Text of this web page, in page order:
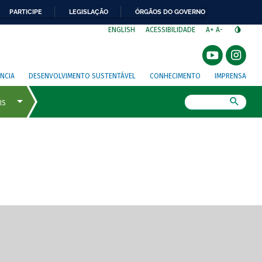
PARTICIPE LEGISLAÇÃO ÓRGÃOS DO GOVERNO
ENGLISH ACESSIBILIDADE A+ A-
DESENVOLVIMENTO SUSTENTÁVEL CONHECIMENTO IMPRENSA
de tela